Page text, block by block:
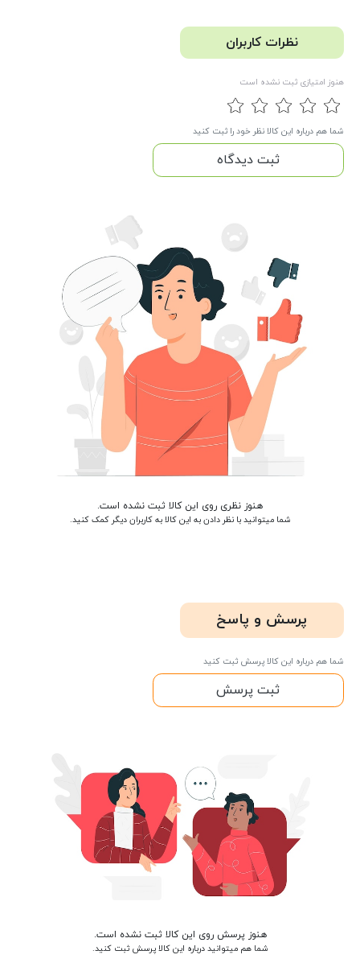
نظرات کاربران
هنوز امتیازی ثبت نشده است
شما هم درباره این کالا نظر خود را ثبت کنید
ثبت دیدگاه
هنوز نظری روی این کالا ثبت نشده است.
شما میتوانید با نظر دادن به این کالا به کاربران دیگر کمک کنید.
پرسش و پاسخ
شما هم درباره این کالا پرسش ثبت کنید
ثبت پرسش
هنوز پرسش روی این کالا ثبت نشده است.
شما هم میتوانید درباره این کالا پرسش ثبت کنید.